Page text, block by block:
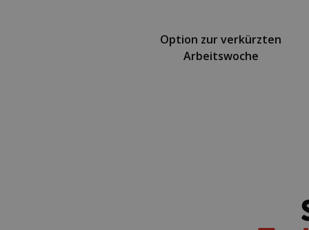
Option zur verkürzten
Arbeitswoche